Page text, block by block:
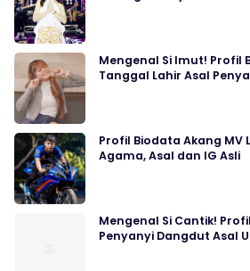
Mengenal Si Imut! Profil
Tanggal Lahir Asal
Profil Biodata Akang MV
Agama, Asal dan IG Asli
Mengenal Si Cantik!
Penyanyi Dangdut Asal